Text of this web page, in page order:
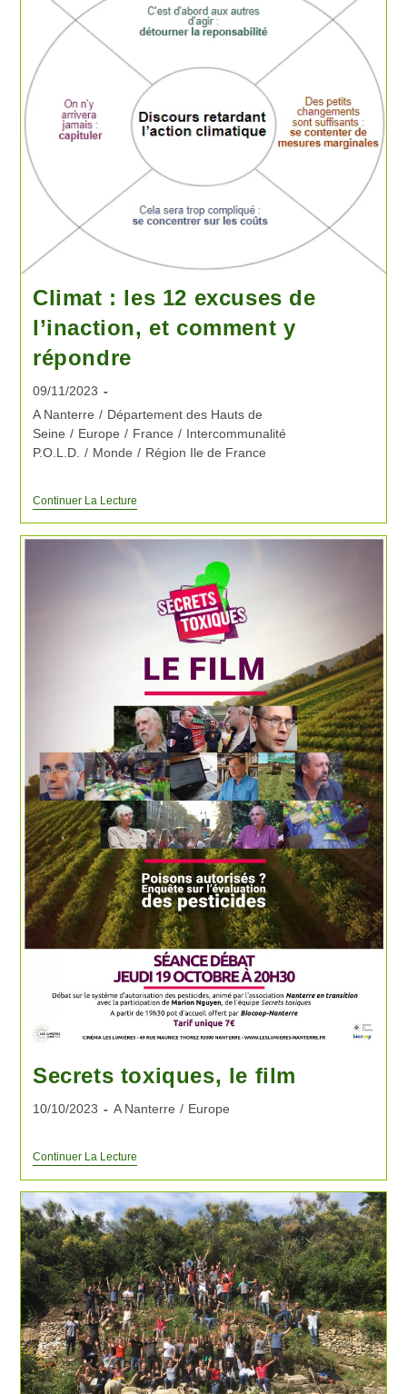
Climat : les 12 excuses de
l’inaction, et comment y
répondre
09/11/2023
A Nanterre / Département des Hauts de
Seine / Europe / France / Intercommunalité
P.O.L.D. / Monde / Région Ile de France
Continuer La Lecture
Secrets toxiques, le film
10/10/2023 A Nanterre / Europe
Continuer La Lecture